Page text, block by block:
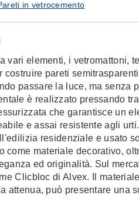
in vetrocemento
vari elementi, i vetromattoni,
pareti
passare la luce, ma senza
è realizzato pressando
che garantisce un
e assai resistente agli
residenziale e usato
come materiale decorativo,
ed originalità. Sul
Clicbloc di Alvex. Il
attenua, può presentare una